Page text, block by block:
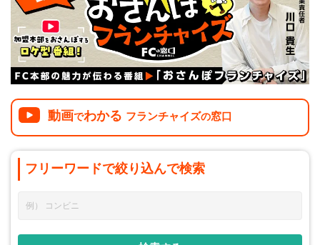
九州・沖縄
脱サラで開業
法人様オススメ
副業・サイドビジネス
週間ランキング
動画でわかる フランチャイズの窓口
フリーワードで絞り込んで検索